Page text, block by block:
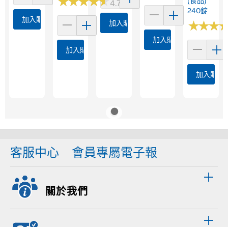
加入購物車
4.7 (137)
加入購物車
加入購物車
加入購物車
240錠
★★★
★★★
加入購物
客服中心 會員專屬電子報
關於我們